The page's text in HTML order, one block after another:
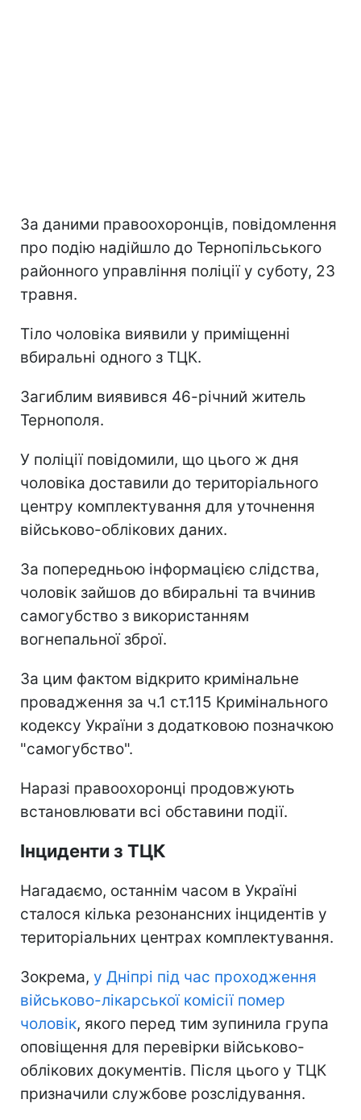
За даними правоохоронців, повідомлення
про подію надійшло до Тернопільського
районного управління поліції у суботу, 23
травня.
Тіло чоловіка виявили у приміщенні
вбиральні одного з ТЦК.
Загиблим виявився 46-річний житель
Тернополя.
У поліції повідомили, що цього ж дня
чоловіка доставили до територіального
центру комплектування для уточнення
військово-облікових даних.
За попередньою інформацією слідства,
чоловік зайшов до вбиральні та вчинив
самогубство з використанням
вогнепальної зброї.
За цим фактом відкрито кримінальне
провадження за ч.1 ст.115 Кримінального
кодексу України з додатковою позначкою
"самогубство".
Наразі правоохоронці продовжують
встановлювати всі обставини події.
Інциденти з ТЦК
Нагадаємо, останнім часом в Україні
сталося кілька резонансних інцидентів у
територіальних центрах комплектування.
Зокрема, у Дніпрі під час проходження
військово-лікарської комісії помер
чоловік, якого перед тим зупинила група
оповіщення для перевірки військово-
облікових документів. Після цього у ТЦК
призначили службове розслідування.